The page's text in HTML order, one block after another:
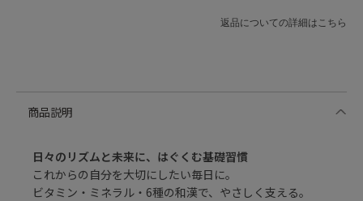
返品についての詳細はこちら
商品説明
日々のリズムと未来に、はぐくむ基礎習慣
これからの自分を大切にしたい毎日に。
ビタミン・ミネラル・6種の和漢で、やさしく支える。